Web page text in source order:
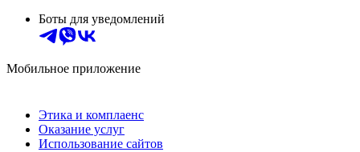
Боты для уведомлений
Мобильное приложение
Этика и комплаенс
Оказание услуг
Использование сайтов